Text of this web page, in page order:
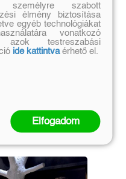
Shakespeare
ár:
995 Ft
Bevezető ár:
5 396 Ft
személyre szabott
élmény biztosítása
egyéb technológiákat
vonatkozó
azok testreszabási
ide kattintvaérhető el.
Elfogadom